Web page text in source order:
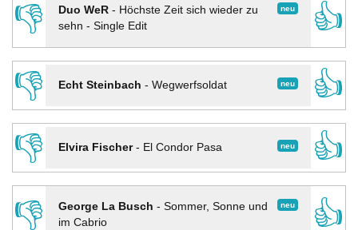
👎
neu
Duo WeR- Höchste Zeit sich wieder zu
sehn - Single Edit
👍
👎
neu
Echt Steinbach - Wegwerfsoldat
👍
👎
neu
Elvira Fischer- El Condor Pasa
👍
👎
neu
George La Busch - Sommer, Sonne und
im Cabrio
👍